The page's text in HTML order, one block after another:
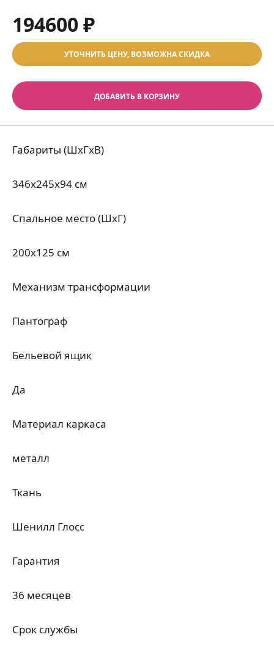
194600 ₽
УТОЧНИТЬ ЦЕНУ, ВОЗМОЖНА СКИДКА
ДОБАВИТЬ В КОРЗИНУ
Габариты (ШхГхВ)
346x245x94 см
Спальное место (ШхГ)
200x125 см
Механизм трансформации
Пантограф
Бельевой ящик
Да
Материал каркаса
металл
Ткань
Шенилл Глосс
Гарантия
36 месяцев
Срок службы